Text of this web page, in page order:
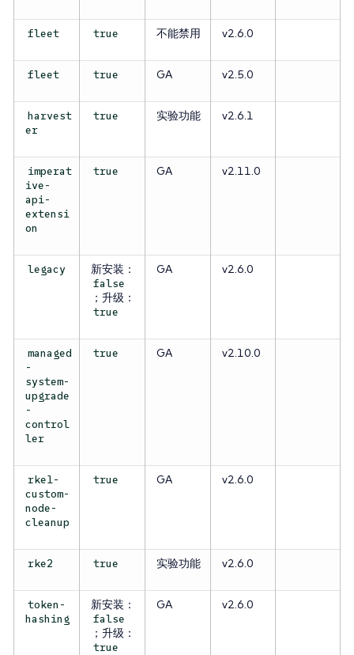
fleet true 不能禁用 v2.6.0
fleet true GA v2.5.0
harvest
er
true 实验功能 v2.6.1
imperat
ive-
api-
extensi
on
true GA v2.11.0
legacy 新安装：
false
；升级：
true
GA v2.6.0
managed
-
system-
upgrade
-
control
ler
true GA v2.10.0
rke1-
custom-
node-
cleanup
true GA v2.6.0
rke2 true 实验功能 v2.6.0
token-
hashing
新安装：
false
；升级：
true
GA v2.6.0